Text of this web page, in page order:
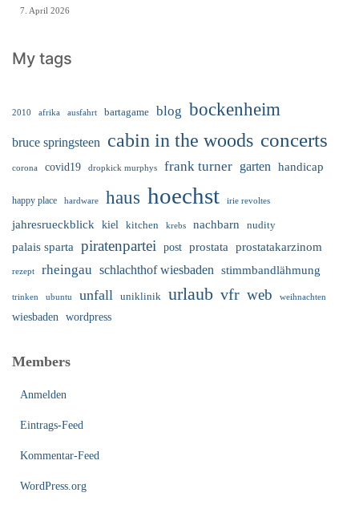
7. April 2026
My tags
2010 afrika ausfahrt bartagame blog bockenheim
bruce springsteen cabin in the woods concerts
corona covid19 dropkick murphys frank turner garten handicap
happy place hardware haus hoechst irie revoltes
jahresrueckblick kiel kitchen krebs nachbarn nudity
palais sparta piratenpartei post prostata prostatakarzinom
rezept rheingau schlachthof wiesbaden stimmbandlähmung
trinken ubuntu unfall uniklinik urlaub vfr web weihnachten
wiesbaden wordpress
Members
Anmelden
Eintrags-Feed
Kommentar-Feed
WordPress.org